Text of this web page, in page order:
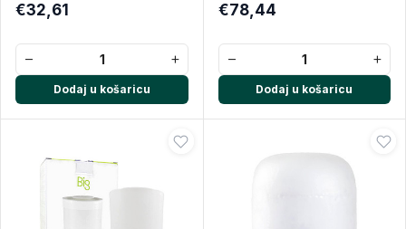
€32,61
− +
Dodaj u košaricu
€78,44
− +
Dodaj u košaricu